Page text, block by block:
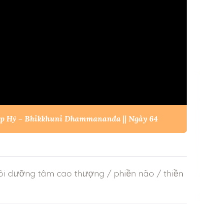
Hỷ – Bhikkhuni Dhammananda || Ngày 64
dưỡng tâm cao thượng / phiền não / thiền